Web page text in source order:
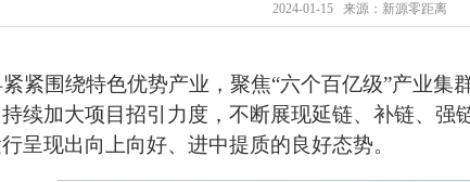
2024-01-15 来源：新源零距离
紧围绕特色优势产业，聚焦“六个百亿级”产业集
续加大项目招引力度，不断展现延链、补链、
呈现出向上向好、进中提质的良好态势。